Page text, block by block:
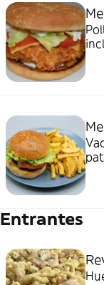
Entrantes